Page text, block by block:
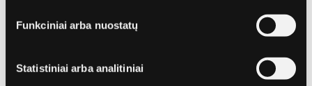
Funkciniai arba nuostatų
Statistiniai arba analitiniai
Specialūs poreikiai / komentarai